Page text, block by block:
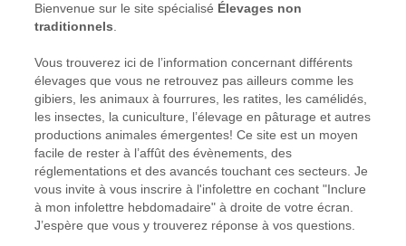
Bienvenue sur le site spécialisé Élevages non
traditionnels
Vous trouverez ici de l’information concernant différents
élevages que vous ne retrouvez pas ailleurs comme les
gibiers, les animaux à fourrures, les ratites, les camélidés,
les insectes, la cuniculture, l’élevage en pâturage et autres
productions animales émergentes! Ce site est un moyen
facile de rester à l’affût des évènements, des
réglementations et des avancés touchant ces secteurs. Je
vous invite à vous inscrire à l'infolettre en cochant "Inclure
à mon infolettre hebdomadaire" à droite de votre écran.
J’espère que vous y trouverez réponse à vos questions.